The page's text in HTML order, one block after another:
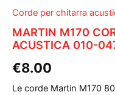
Corde per chitarra
MARTIN M170
ACUSTICA 010-
€8.00
Le corde Martin M170